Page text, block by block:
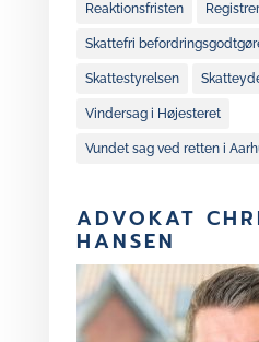
Reaktionsfristen
Skattefri
Skattestyrelsen
Vindersag i Højesteret
Vundet sag ved retten i
ADVOKAT
HANSEN